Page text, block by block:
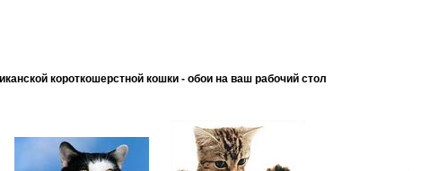
короткошерстной кошки - обои на ваш рабочий стол